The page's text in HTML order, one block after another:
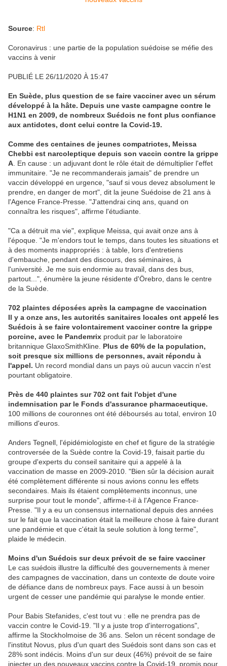
Source: Rtl
Coronavirus : une partie de la population suédoise se méfie des
vaccins à venir
PUBLIÉ LE 26/11/2020 À 15:47
En Suède, plus question de se faire vacciner avec un sérum
développé à la hâte. Depuis une vaste campagne contre le
H1N1 en 2009, de nombreux Suédois ne font plus confiance
aux antidotes, dont celui contre la Covid-19.
Comme des centaines de jeunes compatriotes, Meissa
Chebbi est narcoleptique depuis son vaccin contre la grippe
A . En cause : un adjuvant dont le rôle était de démultiplier l'effet
immunitaire. "Je ne recommanderais jamais" de prendre un
vaccin développé en urgence, "sauf si vous devez absolument le
prendre, en danger de mort", dit la jeune Suédoise de 21 ans à
l'Agence France-Presse. "J'attendrai cinq ans, quand on
connaîtra les risques", affirme l'étudiante.
"Ca a détruit ma vie", explique Meissa, qui avait onze ans à
l'époque. "Je m'endors tout le temps, dans toutes les situations et
à des moments inappropriés : à table, lors d'entretiens
d'embauche, pendant des discours, des séminaires, à
l'université. Je me suis endormie au travail, dans des bus,
partout...", énumère la jeune résidente d'Örebro, dans le centre
de la Suède.
702 plaintes déposées après la campagne de vaccination
Il y a onze ans, les autorités sanitaires locales ont appelé les
Suédois à se faire volontairement vacciner contre la grippe
porcine, avec le Pandemrix produit par le laboratoire
britannique GlaxoSmithKline. Plus de 60% de la population,
soit presque six millions de personnes, avait répondu à
l'appel. Un record mondial dans un pays où aucun vaccin n'est
pourtant obligatoire.
Près de 440 plaintes sur 702 ont fait l'objet d'une
indemnisation par le Fonds d'assurance pharmaceutique.
100 millions de couronnes ont été déboursés au total, environ 10
millions d'euros.
Anders Tegnell, l'épidémiologiste en chef et figure de la stratégie
controversée de la Suède contre la Covid-19, faisait partie du
groupe d'experts du conseil sanitaire qui a appelé à la
vaccination de masse en 2009-2010. "Bien sûr la décision aurait
été complètement différente si nous avions connu les effets
secondaires. Mais ils étaient complètements inconnus, une
surprise pour tout le monde", affirme-t-il à l'Agence France-
Presse. "Il y a eu un consensus international depuis des années
sur le fait que la vaccination était la meilleure chose à faire durant
une pandémie et que c'était la seule solution à long terme",
plaide le médecin.
Moins d'un Suédois sur deux prévoit de se faire vacciner
Le cas suédois illustre la difficulté des gouvernements à mener
des campagnes de vaccination, dans un contexte de doute voire
de défiance dans de nombreux pays. Face aussi à un besoin
urgent de cesser une pandémie qui paralyse le monde entier.
Pour Babis Stefanides, c'est tout vu : elle ne prendra pas de
vaccin contre le Covid-19. "Il y a juste trop d'interrogations",
affirme la Stockholmoise de 36 ans. Selon un récent sondage de
l'institut Novus, plus d'un quart des Suédois sont dans son cas et
28% sont indécis. Moins d'un sur deux (46%) prévoit de se faire
injecter un des nouveaux vaccins contre la Covid-19, promis pour